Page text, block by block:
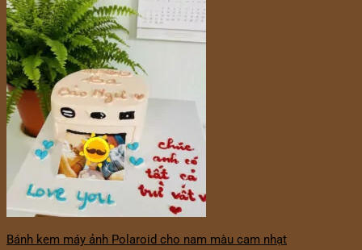
Bánh kem máy ảnh Polaroid cho nam màu cam nhạt